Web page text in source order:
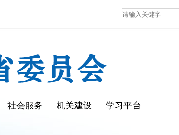
社会服务 机关建设 学习平台